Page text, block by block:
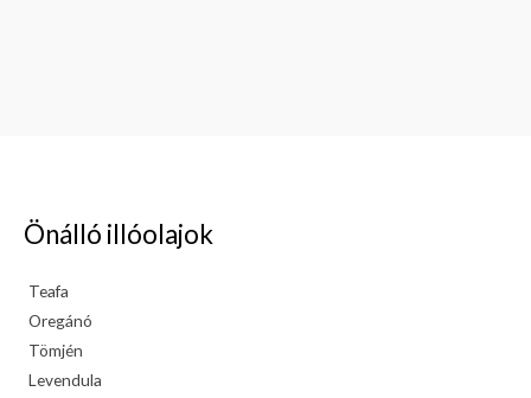
Önálló illóolajok
Teafa
Oregánó
Tömjén
Levendula